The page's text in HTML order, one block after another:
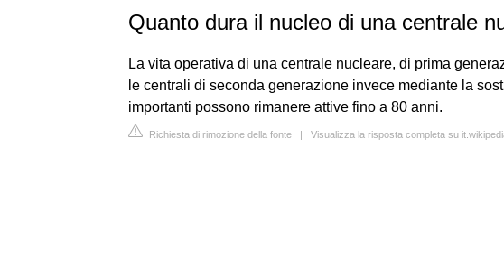
Quanto dura il nucleo di una centrale
La vita operativa di una centrale nucleare, di prima
le centrali di seconda generazione invece mediante la
importanti possono rimanere attive fino a 80 anni.
Richiesta di rimozione della fonte | Visualizza la risposta completa su